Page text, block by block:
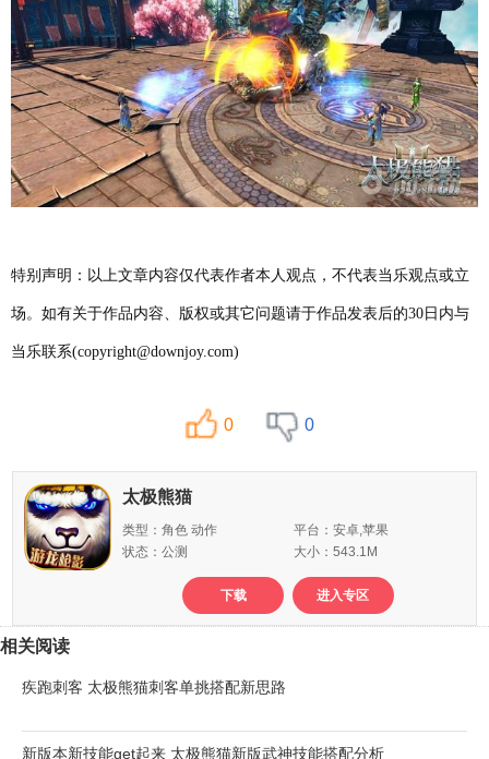
特别声明：以上文章内容仅代表作者本人观点，不代表当乐观点或立
场。如有关于作品内容、版权或其它问题请于作品发表后的30日内与
当乐联系(copyright@downjoy.com)
0 0
太极熊猫
类型：角色 动作
平台：安卓,苹果
状态：公测
大小：543.1M
下载 进入专区
相关阅读
疾跑刺客 太极熊猫刺客单挑搭配新思路
新版本新技能get起来 太极熊猫新版武神技能搭配分析